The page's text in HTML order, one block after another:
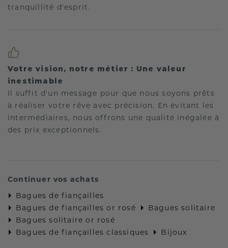
tranquillité d'esprit.
Votre vision, notre métier : Une valeur
inestimable
Il suffit d'un message pour que nous soyons prêts
à réaliser votre rêve avec précision. En évitant les
intermédiaires, nous offrons une qualité inégalée à
des prix exceptionnels.
Continuer vos achats
Bagues de fiançailles
Bagues de fiançailles or rosé
Bagues solitaire
Bagues solitaire or rosé
Bagues de fiançailles classiques
Bijoux